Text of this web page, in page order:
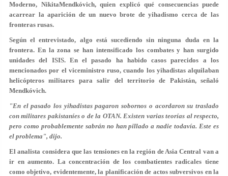
Moderno, NikitaMendkóvich, quien explicó qué consecuencias puede
acarrear la aparición de un nuevo brote de yihadismo cerca de las
fronteras rusas.
Según el entrevistado, algo está sucediendo sin ninguna duda en la
frontera. En la zona se han intensificado los combates y han surgido
unidades del ISIS. En el pasado ha habido casos parecidos a los
mencionados por el viceministro ruso, cuando los yihadistas alquilaban
helicópteros militares para salir del territorio de Pakistán, señaló
Mendkóvich.
"En el pasado los yihadistas pagaron sobornos o acordaron su traslado
con militares pakistaníes o de la OTAN. Existen varias teorías al respecto,
pero como probablemente sabrán no han pillado a nadie todavía. Este es
el problema", dijo.
El analista considera que las tensiones en la región de Asia Central van a
ir en aumento. La concentración de los combatientes radicales tiene
como objetivo, evidentemente, la planificación de actos subversivos en la